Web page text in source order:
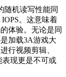
随机读写性能同
。这意味着
体验。无论是同
加载3A游戏大
行视频剪辑、
现更是不可或